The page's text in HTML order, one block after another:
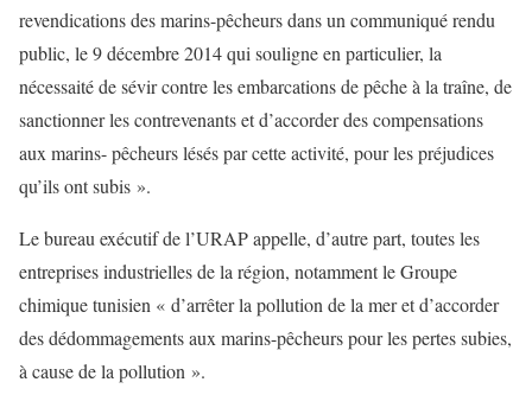
revendications des marins-pêcheurs dans un communiqué rendu
public, le 9 décembre 2014 qui souligne en particulier, la
nécessaité de sévir contre les embarcations de pêche à la traîne, de
sanctionner les contrevenants et d’accorder des compensations
aux marins- pêcheurs lésés par cette activité, pour les préjudices
qu’ils ont subis ».
Le bureau exécutif de l’URAP appelle, d’autre part, toutes les
entreprises industrielles de la région, notamment le Groupe
chimique tunisien « d’arrêter la pollution de la mer et d’accorder
des dédommagements aux marins-pêcheurs pour les pertes subies,
à cause de la pollution ».